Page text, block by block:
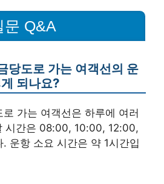
문 Q&A
당도로 가는 여객선의 운
되나요?
가는 여객선은 하루에 여러
시간은 08:00, 10:00, 12:00,
운항 소요 시간은 약 1시간입